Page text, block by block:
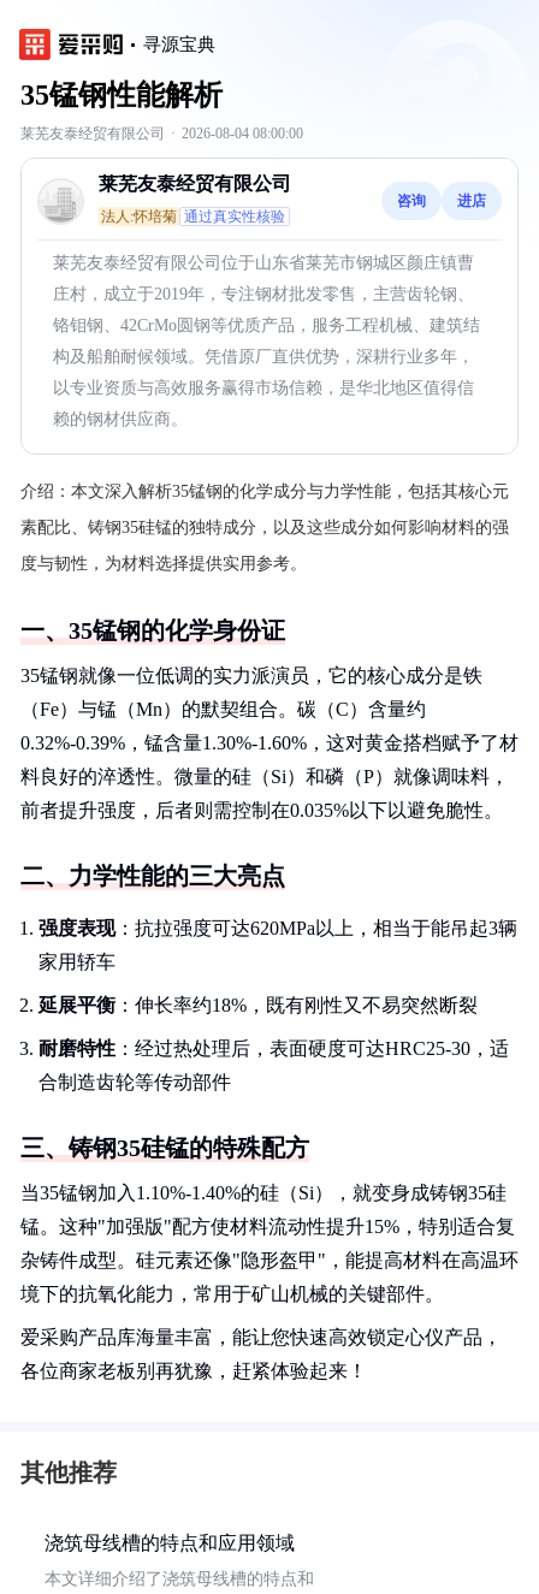
寻源宝典
35锰钢性能解析
莱芜友泰经贸有限公司 · 2026-08-04 08:00:00
莱芜友泰经贸有限公司
法人:怀培菊 通过真实性核验
咨询 进店
莱芜友泰经贸有限公司位于山东省莱芜市钢城区颜庄镇曹
庄村，成立于2019年，专注钢材批发零售，主营齿轮钢、
铬钼钢、42CrMo圆钢等优质产品，服务工程机械、建筑结
构及船舶耐候领域。凭借原厂直供优势，深耕行业多年，
以专业资质与高效服务赢得市场信赖，是华北地区值得信
赖的钢材供应商。
介绍： 本文深入解析35锰钢的化学成分与力学性能，包括其核心元
素配比、铸钢35硅锰的独特成分，以及这些成分如何影响材料的强
度与韧性，为材料选择提供实用参考。
一、35锰钢的化学身份证
35锰钢就像一位低调的实力派演员，它的核心成分是铁
（Fe）与锰（Mn）的默契组合。碳（C）含量约
0.32%-0.39%，锰含量1.30%-1.60%，这对黄金搭档赋予了材
料良好的淬透性。微量的硅（Si）和磷（P）就像调味料，
前者提升强度，后者则需控制在0.035%以下以避免脆性。
二、力学性能的三大亮点
强度表现：抗拉强度可达620MPa以上，相当于能吊起3辆
家用轿车
延展平衡 ：伸长率约18%，既有刚性又不易突然断裂
耐磨特性 ：经过热处理后，表面硬度可达HRC25-30，适
合制造齿轮等传动部件
三、铸钢35硅锰的特殊配方
当35锰钢加入1.10%-1.40%的硅（Si），就变身成铸钢35硅
锰。这种"加强版"配方使材料流动性提升15%，特别适合复
杂铸件成型。硅元素还像"隐形盔甲"，能提高材料在高温环
境下的抗氧化能力，常用于矿山机械的关键部件。
爱采购产品库海量丰富，能让您快速高效锁定心仪产品，
各位商家老板别再犹豫，赶紧体验起来！
其他推荐
浇筑母线槽的特点和应用领域
本文详细介绍了浇筑母线槽的特点和